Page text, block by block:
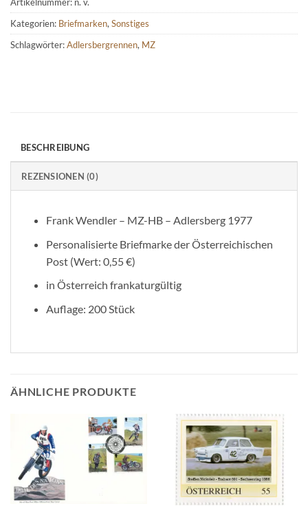
Artikelnummer: n. v.
Kategorien: Briefmarken,Sonstiges
Schlagwörter:Adlersbergrennen, MZ
BESCHREIBUNG
REZENSIONEN (0)
Frank Wendler – MZ-HB – Adlersberg 1977
Personalisierte Briefmarke der Österreichischen
Post (Wert: 0,55 €)
in Österreich frankaturgültig
Auflage: 200 Stück
ÄHNLICHE PRODUKTE